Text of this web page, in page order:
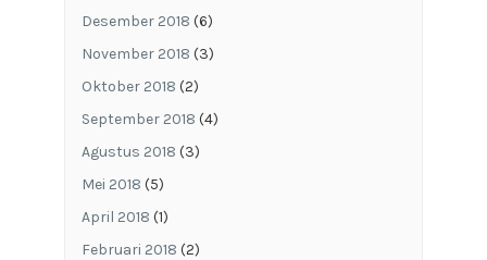
Desember 2018 (6)
November 2018 (3)
Oktober 2018 (2)
September 2018 (4)
Agustus 2018 (3)
Mei 2018 (5)
April 2018 (1)
Februari 2018 (2)